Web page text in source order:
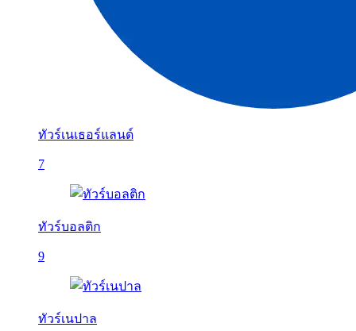
ทัวร์เนเธอร์แลนด์
7
ทัวร์บอลติก
9
ทัวร์เนปาล